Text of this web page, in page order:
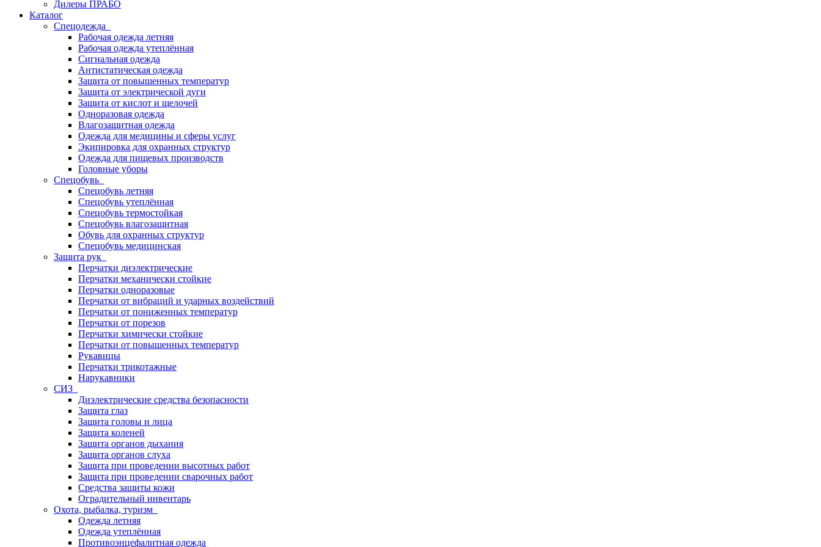
Дилеры ПРАБО
Каталог
Спецодежда
Рабочая одежда летняя
Рабочая одежда утеплённая
Сигнальная одежда
Антистатическая одежда
Защита от повышенных температур
Защита от электрической дуги
Защита от кислот и щелочей
Одноразовая одежда
Влагозащитная одежда
Одежда для медицины и сферы услуг
Экипировка для охранных структур
Одежда для пищевых производств
Головные уборы
Спецобувь
Спецобувь летняя
Спецобувь утеплённая
Спецобувь термостойкая
Спецобувь влагозащитная
Обувь для охранных структур
Спецобувь медицинская
Защита рук
Перчатки диэлектрические
Перчатки механически стойкие
Перчатки одноразовые
Перчатки от вибраций и ударных воздействий
Перчатки от пониженных температур
Перчатки от порезов
Перчатки химически стойкие
Перчатки от повышенных температур
Рукавицы
Перчатки трикотажные
Нарукавники
СИЗ
Диэлектрические средства безопасности
Защита глаз
Защита головы и лица
Защита коленей
Защита органов дыхания
Защита органов слуха
Защита при проведении высотных работ
Защита при проведении сварочных работ
Средства защиты кожи
Оградительный инвентарь
Охота, рыбалка, туризм
Одежда летняя
Одежда утеплённая
Противоэнцефалитная одежда